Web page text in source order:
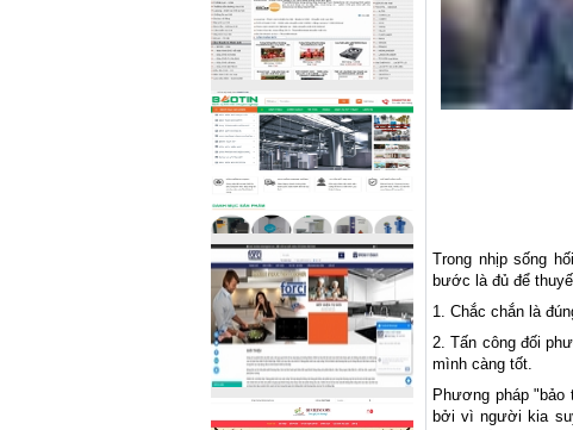
Trong nhịp sống
bước là đủ để
1. Chắc chắn là
2. Tấn công đối
mình càng tốt.
Phương pháp
bởi vì người kia